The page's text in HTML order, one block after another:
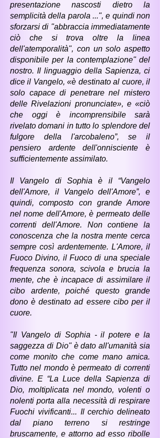
presentazione nascosti dietro la
semplicità della parola ...", e quindi non
sforzarsi di "abbraccia immediatamente
ciò che si trova oltre la linea
dell'atemporalità", con un solo aspetto
disponibile per la contemplazione" del
nostro. Il linguaggio della Sapienza, ci
dice il Vangelo, «è destinato al cuore, il
solo capace di penetrare nel mistero
delle Rivelazioni pronunciate», e «ciò
che oggi è incomprensibile sarà
rivelato domani in tutto lo splendore del
fulgore della l'arcobaleno”, se il
pensiero ardente dell'onnisciente è
sufficientemente assimilato.
Il Vangelo di Sophia è il “Vangelo
dell'Amore, il Vangelo dell'Amore”, e
quindi, composto con grande Amore
nel nome dell'Amore, è permeato delle
correnti dell'Amore. Non contiene la
conoscenza che la nostra mente cerca
sempre così ardentemente. L'Amore, il
Fuoco Divino, il Fuoco di una speciale
frequenza sonora, scivola e brucia la
mente, che è incapace di assimilare il
cibo ardente, poiché questo grande
dono è destinato ad essere cibo per il
cuore.
"Il Vangelo di Sophia - il potere e la
saggezza di Dio" è dato all'umanità sia
come monito che come mano amica.
Tutto nel mondo è permeato di correnti
divine. E “La Luce della Sapienza di
Dio, moltiplicata nel mondo, volenti o
nolenti porta alla necessità di respirare
Fuochi vivificanti... Il cerchio delineato
dal piano terreno si restringe
bruscamente, e attorno ad esso ribolle